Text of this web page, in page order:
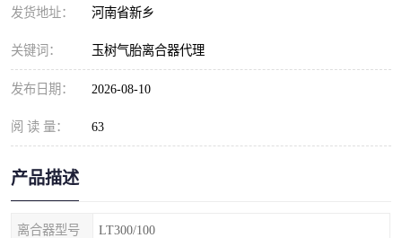
发货地址： 河南省新乡
关键词： 玉树气胎离合器代理
发布日期： 2026-08-10
阅 读 量： 63
产品描述
离合器型号 LT300/100